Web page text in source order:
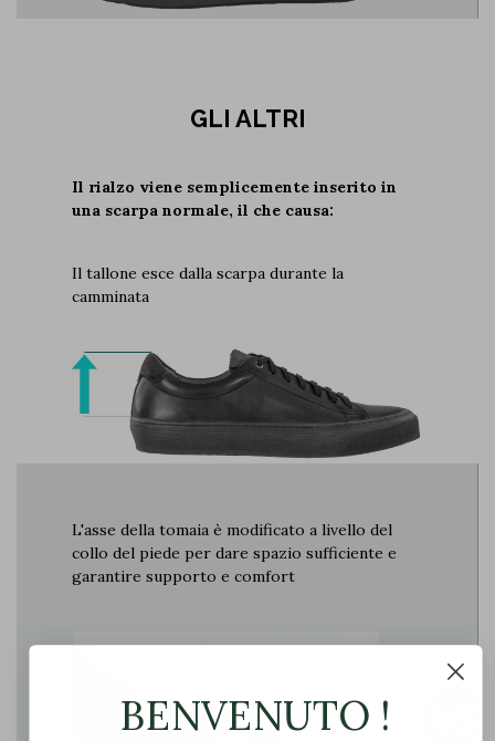
GLI ALTRI
Il rialzo viene semplicemente inserito in
una scarpa normale, il che causa:
Il tallone esce dalla scarpa durante la
camminata
L'asse della tomaia è modificato a livello del
collo del piede per dare spazio sufficiente e
garantire supporto e comfort
BENVENUTO !